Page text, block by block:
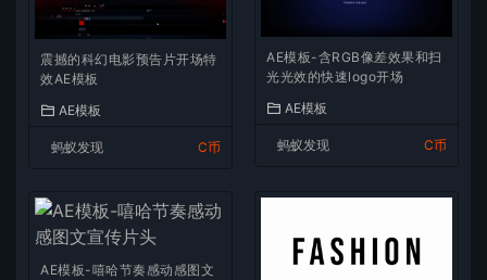
震撼的科幻电影预告片开场特
效AE模板
AE模板
蚂蚁发现 C币
AE模板-含RGB像差效果和扫
光光效的快速logo开场
AE模板
蚂蚁发现 C币
AE模板-嘻哈节奏感动感图文